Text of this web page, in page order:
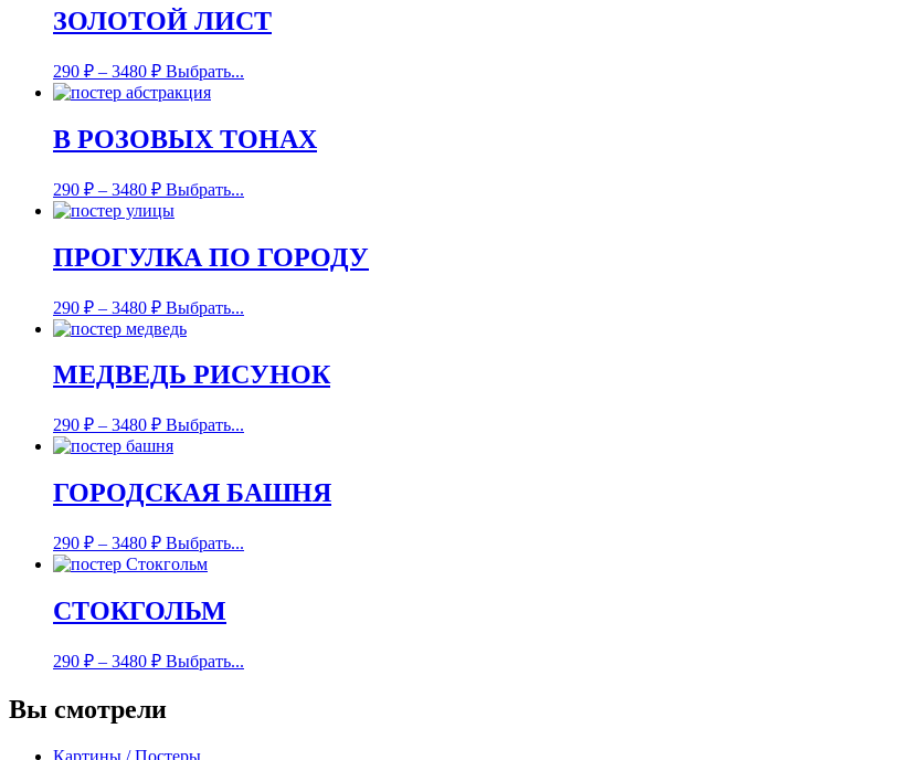
ЗОЛОТОЙ ЛИСТ
290 ₽ – 3480 ₽ Выбрать...
В РОЗОВЫХ ТОНАХ
290 ₽ – 3480 ₽ Выбрать...
ПРОГУЛКА ПО ГОРОДУ
290 ₽ – 3480 ₽ Выбрать...
МЕДВЕДЬ РИСУНОК
290 ₽ – 3480 ₽ Выбрать...
ГОРОДСКАЯ БАШНЯ
290 ₽ – 3480 ₽ Выбрать...
СТОКГОЛЬМ
290 ₽ – 3480 ₽ Выбрать...
Вы смотрели
Картины / Постеры